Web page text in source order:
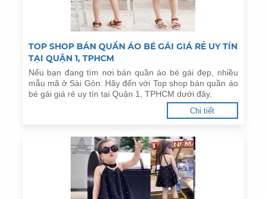
TOP SHOP BÁN QUẦN ÁO BÉ GÁI GIÁ RẺ UY TÍN
TẠI QUẬN 1, TPHCM
Nếu bạn đang tìm nơi bán quần áo bé gái đẹp, nhiều
mẫu mã ở Sài Gòn. Hãy đến với Top shop bán quần áo
bé gái giá rẻ uy tín tại Quận 1, TPHCM dưới đây.
Chi tiết